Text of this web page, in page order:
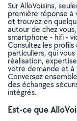
Sur AlloVoisins,
première réponse
et trouvez en
autour de chez
smartphone - hifi -
Consultez les
particuliers, qui
réalisation,
votre demande et
Conversez
des échanges
intégrés.
Est-ce que